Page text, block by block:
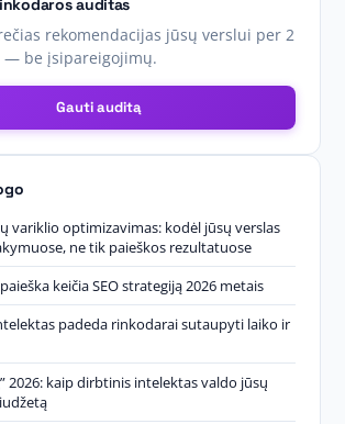
auditas
rekomendacijas jūsų verslui per 2
— be įsipareigojimų.
Gauti auditą
variklio optimizavimas: kodėl jūsų verslas
ne tik paieškos rezultatuose
keičia SEO strategiją 2026 metais
padeda rinkodarai sutaupyti laiko ir
2026: kaip dirbtinis intelektas valdo jūsų